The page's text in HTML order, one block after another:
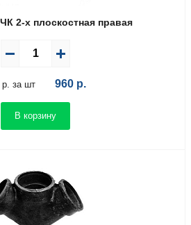
2-х плоскостная правая
р. за шт 960 р.
В корзину